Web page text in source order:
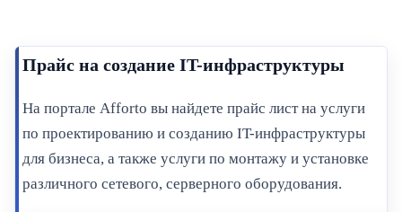
Прайс на создание IT-инфраструктуры
На портале Afforto вы найдете прайс лист на услуги
по проектированию и созданию IT-инфраструктуры
для бизнеса, а также услуги по монтажу и установке
различного сетевого, серверного оборудования.